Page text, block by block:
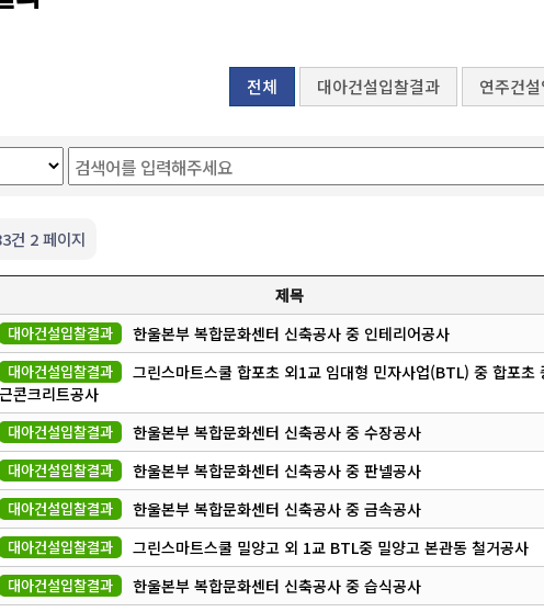
전체 대아건설입찰결과 연주건
건 2 페이지
제목
대아건설입찰결과 한울본부 복합문화센터 신축공사 중 인테리어공사
대아건설입찰결과
그린스마트스쿨 합포초 외1교 임대형 민자사업(BTL) 중 합포초
근콘크리트공사
대아건설입찰결과 한울본부 복합문화센터 신축공사 중 수장공사
대아건설입찰결과 한울본부 복합문화센터 신축공사 중 판넬공사
대아건설입찰결과 한울본부 복합문화센터 신축공사 중 금속공사
대아건설입찰결과 그린스마트스쿨 밀양고 외 1교 BTL중 밀양고 본관동 철거공사
대아건설입찰결과 한울본부 복합문화센터 신축공사 중 습식공사